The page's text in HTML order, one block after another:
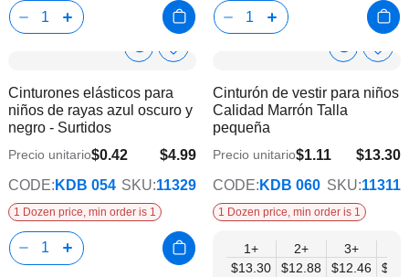
Show
Info
Añadir
la
lista
deseos
Cinturones elásticos para
niños de rayas azul oscuro y
negro - Surtidos
$4.99
Precio unitario$0.42
CODE: KDB 054 SKU:11329
1 Dozen price, min order is 1
Show
Info la
Cinturón de vestir para niños
Calidad Marrón Talla
pequeña
$13.30
$10.80
Precio unitario$1.11
CODE: KDB 060 SKU:11311
1 Dozen price, min order is 1
1+
$13.30
2+
$12.88
3+
$12.46